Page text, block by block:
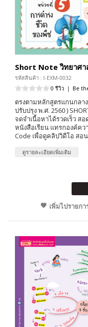
Short Note วิทยาศา
รหัสสินค้า : I-EXM-0032
0 รีวิว | Be
ตรงตามหลักสูตรแกนกลา
ปรับปรุง พ.ศ. 2560 )
จดจำเนื้อหาได้รวดเร็ว ส
หนังสือเรียน แทรกองค์ค
Code เพื่อดูคลิปวิดีโอ สอ
ดูรายละเอียดเพิ่มเติม
เพิ่มไปรายกา